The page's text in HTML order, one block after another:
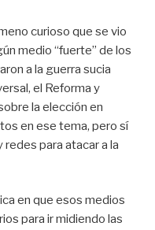
curioso que se vio
medio “fuerte” de los
a la guerra sucia
el Reforma y
la elección en
en ese tema, pero sí
para atacar a la
en que esos medios
para ir midiendo las